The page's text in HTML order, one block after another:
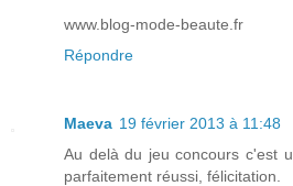
www.blog-mode-beaute.fr
Répondre
Maeva 19 février 2013 à 11:48
Au delà du jeu concours c'est
parfaitement réussi, félicitation.